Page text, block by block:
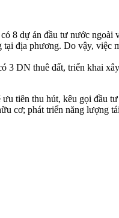
8 dự án đầu tư nước ngoài
địa phương. Do vậy, việc
3 DN thuê đất, triển khai
tiên thu hút, kêu gọi đầu
cơ; phát triển năng lượng